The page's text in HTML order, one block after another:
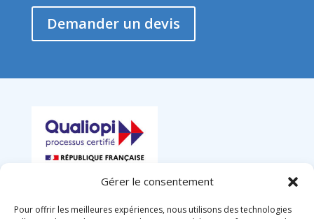
Gérer le consentement
Pour offrir les meilleures expériences, nous utilisons des technologies
Demander un devis
La certification qualité a été délivrée au titre